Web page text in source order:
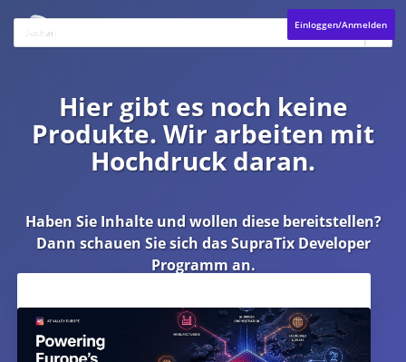
Einloggen/Anmelden
Hier gibt es noch keine
Produkte. Wir arbeiten mit
Hochdruck daran.
Haben Sie Inhalte und wollen diese bereitstellen?
Dann schauen Sie sich dasSupraTix Developer
Programman.